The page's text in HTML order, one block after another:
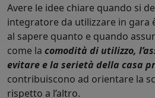
Avere le idee chiare quando si
integratore da utilizzare in gara
al sapere quanto e quando
come la comodità di utilizzo,
evitare e la serietà della casa
contribuiscono ad orientare la
rispetto a l’altro.